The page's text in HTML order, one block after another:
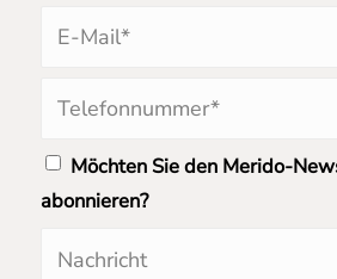
Möchten Sie den Merido-
abonnieren?